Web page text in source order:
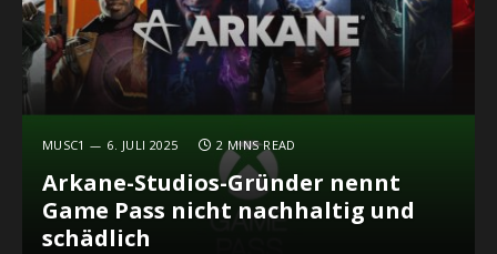
MUSC1 6. JULI 2025 2 MINS READ
Arkane-Studios-Gründer nennt
Game Pass nicht nachhaltig und
schädlich